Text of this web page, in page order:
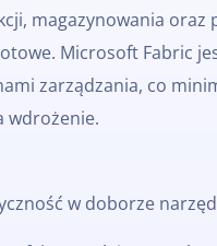
magazynowania oraz
Microsoft Fabric
zarządzania, co
wdrożenie.
w doborze